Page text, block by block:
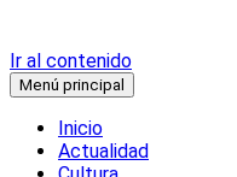
Ir al contenido
Menú principal
Inicio
Actualidad